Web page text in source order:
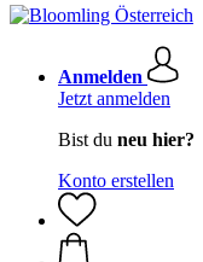
Anmelden
Jetzt anmelden
Bist du neu hier?
Konto erstellen